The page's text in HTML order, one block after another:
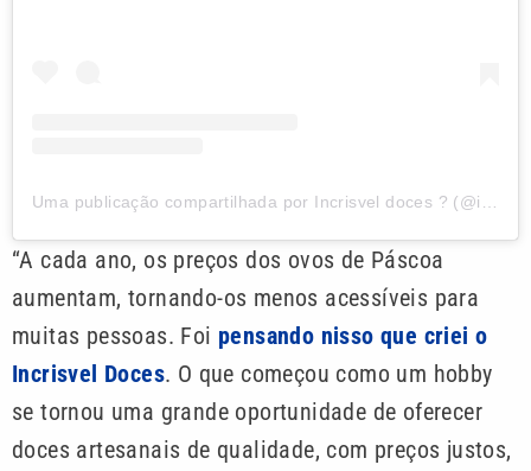
“A cada ano, os preços dos ovos de Páscoa
aumentam, tornando-os menos acessíveis para
muitas pessoas. Foi pensando nisso que criei o
Incrisvel Doces. O que começou como um hobby
se tornou uma grande oportunidade de oferecer
doces artesanais de qualidade, com preços justos,